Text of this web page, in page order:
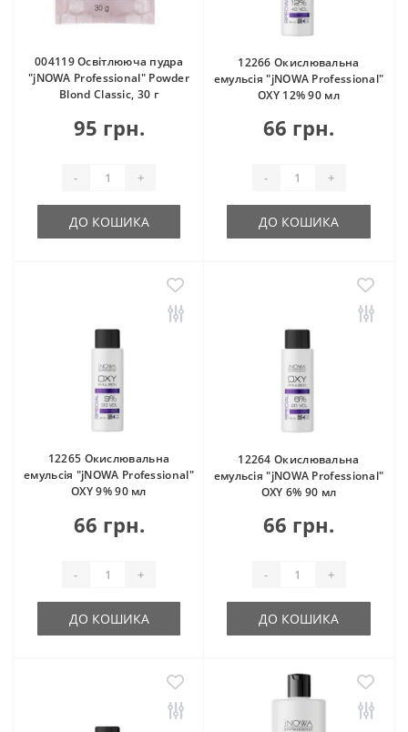
004119 Освітлююча пудра
"jNOWA Professional" Powder
Blond Classic, 30 г
95 грн.
- +
ДО КОШИКА
12266 Окислювальна
емульсія "jNOWA Professional"
OXY 12% 90 мл
66 грн.
- +
ДО КОШИКА
12265 Окислювальна
емульсія "jNOWA Professional"
OXY 9% 90 мл
66 грн.
- +
ДО КОШИКА
12264 Окислювальна
емульсія "jNOWA Professional"
OXY 6% 90 мл
66 грн.
- +
ДО КОШИКА